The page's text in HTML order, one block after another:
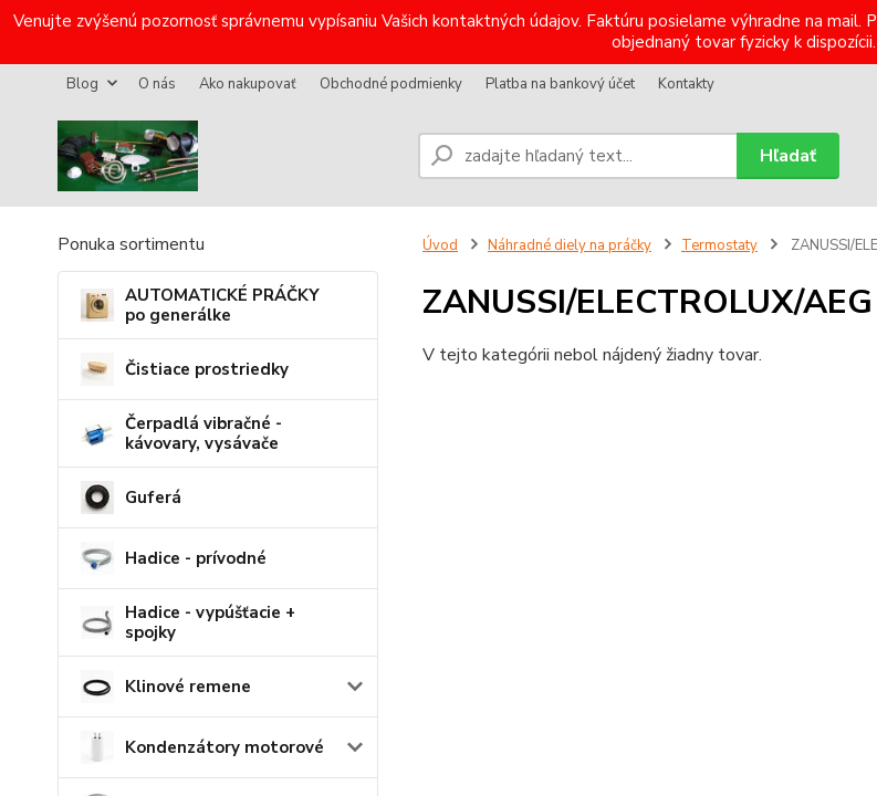
Venujte zvýšenú pozornosť správnemu vypísaniu Vašich kontaktných údajov. Faktúru posielame výhradne na
objednaný tovar fyzicky k dispozícii.
Blog O nás Ako nakupovať Obchodné podmienky Platba na bankový účet Kontakty
Hľadať
Ponuka sortimentu
AUTOMATICKÉ PRÁČKY
po generálke
Čistiace prostriedky
Čerpadlá vibračné -
kávovary, vysávače
Guferá
Hadice - prívodné
Hadice - vypúšťacie +
spojky
Klinové remene
Kondenzátory motorové
Úvod Náhradné diely na práčky Termostaty ZANUSSI/
ZANUSSI/ELECTROLUX/AEG
V tejto kategórii nebol nájdený žiadny tovar.